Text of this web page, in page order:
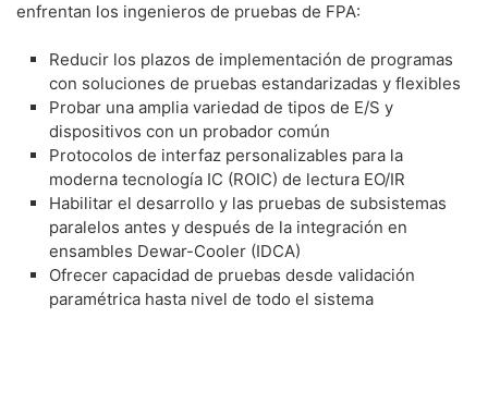
enfrentan los ingenieros de pruebas de FPA:
Reducir los plazos de implementación de programas
con soluciones de pruebas estandarizadas y flexibles
Probar una amplia variedad de tipos de E/S y
dispositivos con un probador común
Protocolos de interfaz personalizables para la
moderna tecnología IC (ROIC) de lectura EO/IR
Habilitar el desarrollo y las pruebas de subsistemas
paralelos antes y después de la integración en
ensambles Dewar-Cooler (IDCA)
Ofrecer capacidad de pruebas desde validación
paramétrica hasta nivel de todo el sistema